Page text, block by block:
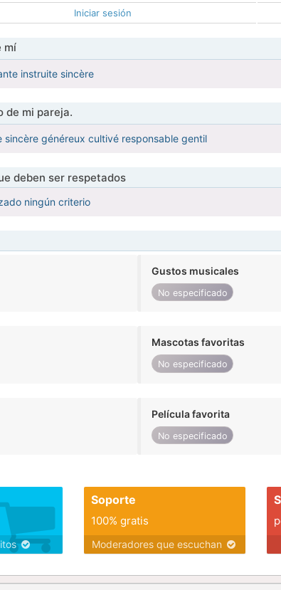
Iniciar sesión
mí
instruite sincère
de mi pareja.
sincère généreux cultivé responsable gentil
deben ser respetados
ningún criterio
Gustos musicales
No especificado
Mascotas favoritas
No especificado
Película favorita
No especificado
Soporte
100% gratis
Moderadores que escuchan